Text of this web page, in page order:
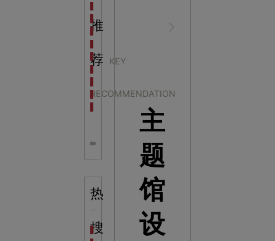
CENTER
推
荐 KEY
RECOMMENDATION
非遗文化展厅设计要点：展厅布局策展技巧和创新元
航空航天科技馆设计思路：如何设计促进公众的兴趣
目前科技馆的展示内容主要包含哪些几个方面？
全息体验馆设计：打造身临其境的奇妙世界
热
搜科学梦成功中标公主岭市科技馆新馆项目
主
题
馆
设